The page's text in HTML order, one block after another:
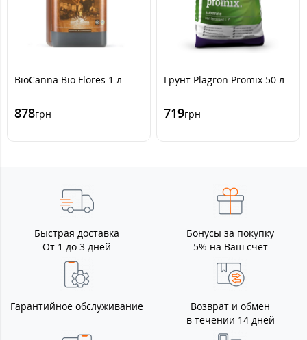
BioCanna Bio Flores 1 л
878грн
Грунт Plagron Promix 50 л
719грн
Быстрая доставка
От 1 до 3 дней
Бонусы за покупку
5% на Ваш счет
Гарантийное обслуживание
Возврат и обмен
в течении 14 дней